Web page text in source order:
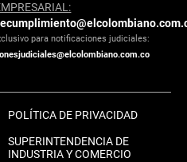
para notificaciones judiciales:
POLÍTICA DE PRIVACIDAD
SUPERINTENDENCIA DE
INDUSTRIA Y COMERCIO